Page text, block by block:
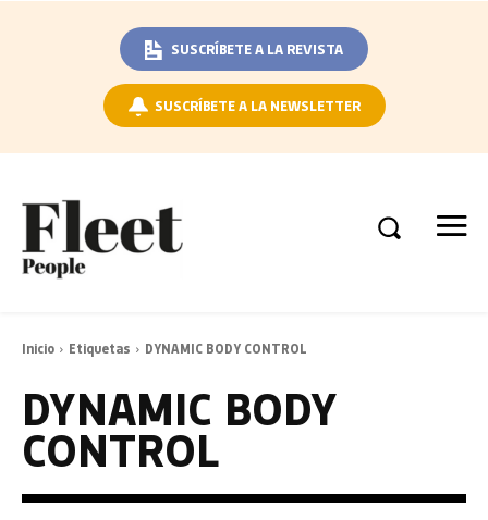
SUSCRÍBETE A LA REVISTA
SUSCRÍBETE A LA NEWSLETTER
Inicio Etiquetas DYNAMIC BODY CONTROL
DYNAMIC BODY
CONTROL